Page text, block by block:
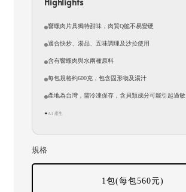
響螺肉片具獨特甜味，肉質Q脆不易變硬
適合快炒、湯品、五味調理及沙拉使用
含有響螺肉與水兩種原料
每包規格約600克，包含固形物及湯汁
產地為台灣，需冷凍保存，含貝類成分可能引起過敏
✦AI 產生
規格
1包(每包560元)